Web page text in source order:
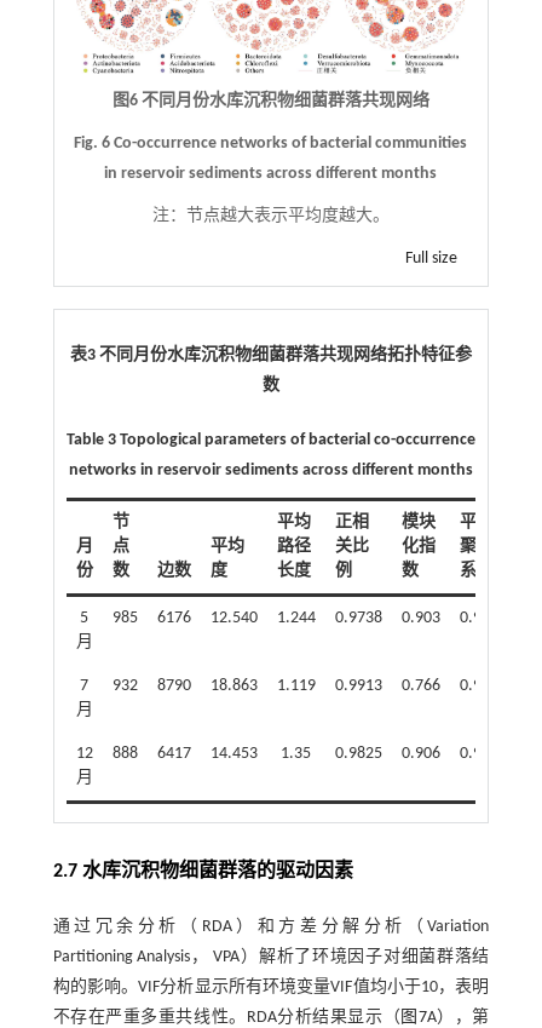
图6 不同月份水库沉积物细菌群落共现网络
Fig. 6 Co-occurrence networks of bacterial communities
in reservoir sediments across different months
注： 节点越大表示平均度越大。
Full size
表3 不同月份水库沉积物细菌群落共现网络拓扑特征参
数
Table 3 Topological parameters of bacterial co-occurrence
networks in reservoir sediments across different months
月
份
节
点
数
边数
平均
度
平均
路径
长度
正相
关比
例
模块
化指
数
平均
聚类
系数
5
月
985 6176 12.540 1.244 0.9738 0.903 0.970
7
月
932 8790 18.863 1.119 0.9913 0.766 0.977
12
月
888 6417 14.453 1.35 0.9825 0.906 0.978
2.7 水库沉积物细菌群落的驱动因素
通过冗余分析（RDA）和方差分解分析（Variation
Partitioning Analysis， VPA）解析了环境因子对细菌群落结
构的影响。VIF分析显示所有环境变量VIF值均小于10，表明
不存在严重多重共线性。RDA分析结果显示（ 图7A），第